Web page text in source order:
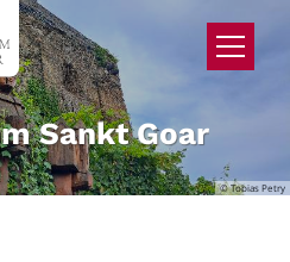
© Tobias Petry
Sankt Goar